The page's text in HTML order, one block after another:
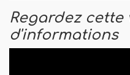
Regardez
d'informations